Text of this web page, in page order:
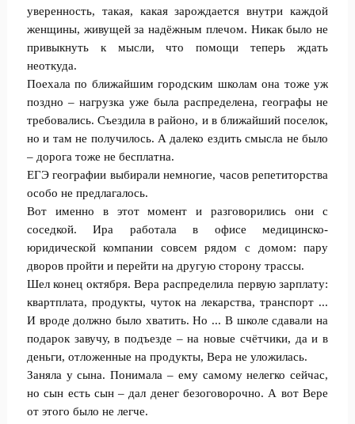
уверенность, такая, какая зарождается внутри каждой
женщины, живущей за надёжным плечом. Никак было не
привыкнуть к мысли, что помощи теперь ждать
неоткуда.
Поехала по ближайшим городским школам она тоже уж
поздно – нагрузка уже была распределена, географы не
требовались. Съездила в районо, и в ближайший поселок,
но и там не получилось. А далеко ездить смысла не было
– дорога тоже не бесплатна.
ЕГЭ географии выбирали немногие, часов репетиторства
особо не предлагалось.
Вот именно в этот момент и разговорились они с
соседкой. Ира работала в офисе медицинско-
юридической компании совсем рядом с домом: пару
дворов пройти и перейти на другую сторону трассы.
Шел конец октября. Вера распределила первую зарплату:
квартплата, продукты, чуток на лекарства, транспорт ...
И вроде должно было хватить. Но ... В школе сдавали на
подарок завучу, в подъезде – на новые счётчики, да и в
деньги, отложенные на продукты, Вера не уложилась.
Заняла у сына. Понимала – ему самому нелегко сейчас,
но сын есть сын – дал денег безоговорочно. А вот Вере
от этого было не легче.